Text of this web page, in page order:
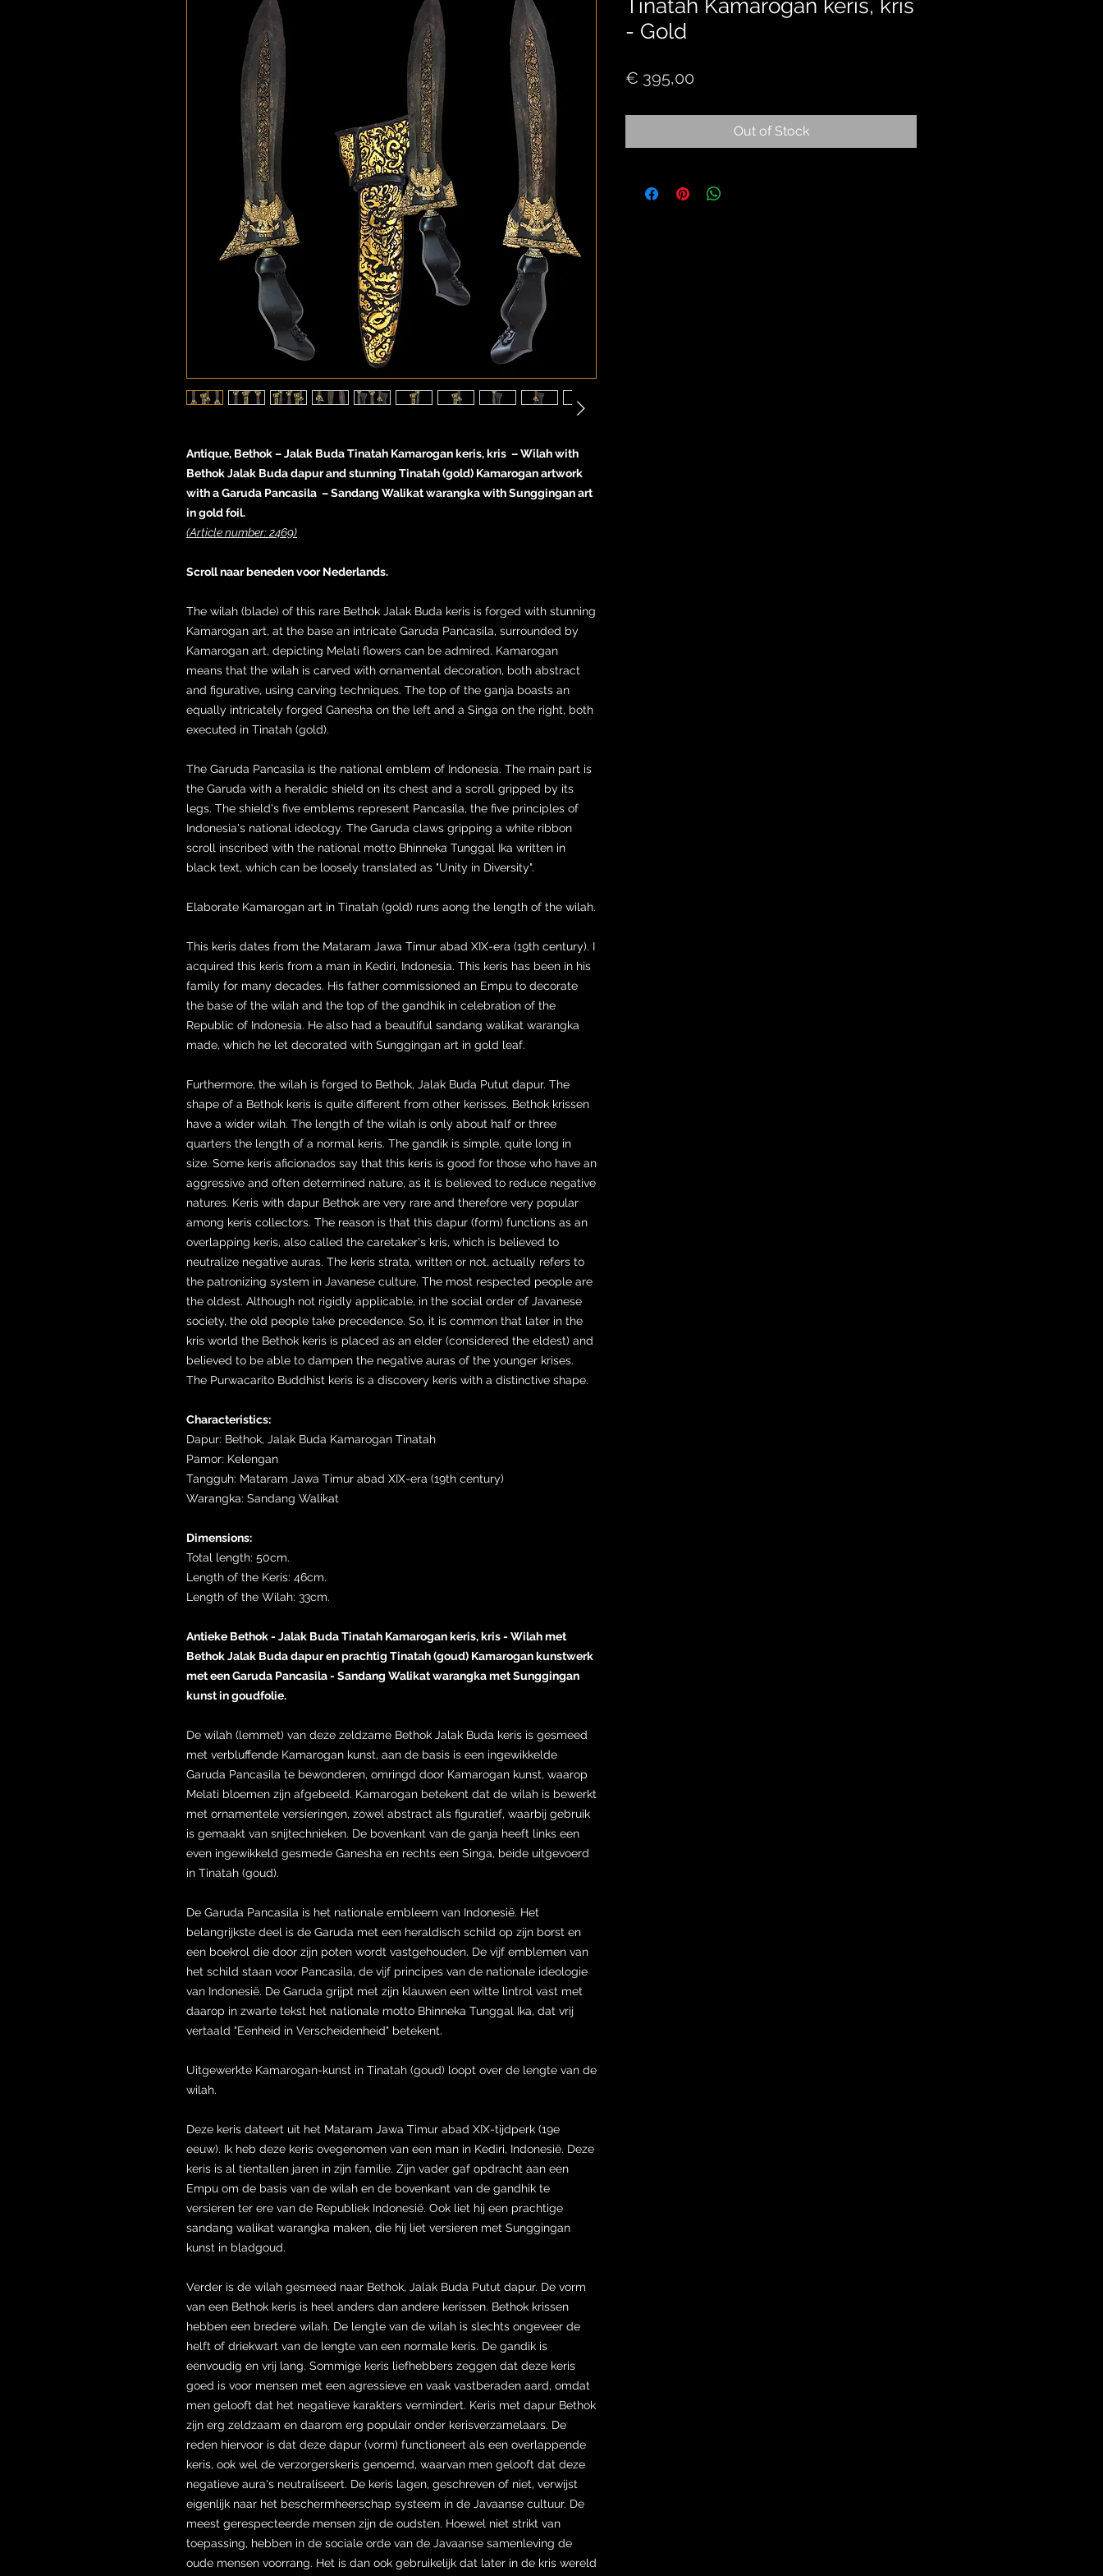
Antique, Bethok – Jalak Buda Tinatah Kamarogan keris, kris – Wilah with
Bethok Jalak Buda dapur and stunning Tinatah (gold) Kamarogan artwork
with a Garuda Pancasila – Sandang Walikat warangka with Sunggingan art
in gold foil.
(Article number: 2469)
Scroll naar beneden voor Nederlands.
The wilah (blade) of this rare Bethok Jalak Buda keris is forged with stunning
Kamarogan art, at the base an intricate Garuda Pancasila, surrounded by
Kamarogan art, depicting Melati flowers can be admired. Kamarogan
means that the wilah is carved with ornamental decoration, both abstract
and figurative, using carving techniques. The top of the ganja boasts an
equally intricately forged Ganesha on the left and a Singa on the right, both
executed in Tinatah (gold).
The Garuda Pancasila is the national emblem of Indonesia. The main part is
the Garuda with a heraldic shield on its chest and a scroll gripped by its
legs. The shield's five emblems represent Pancasila, the five principles of
Indonesia's national ideology. The Garuda claws gripping a white ribbon
scroll inscribed with the national motto Bhinneka Tunggal Ika written in
black text, which can be loosely translated as "Unity in Diversity".
Elaborate Kamarogan art in Tinatah (gold) runs aong the length of the wilah.
This keris dates from the Mataram Jawa Timur abad XIX-era (19th century). I
acquired this keris from a man in Kediri, Indonesia. This keris has been in his
family for many decades. His father commissioned an Empu to decorate
the base of the wilah and the top of the gandhik in celebration of the
Republic of Indonesia. He also had a beautiful sandang walikat warangka
made, which he let decorated with Sunggingan art in gold leaf.
Furthermore, the wilah is forged to Bethok, Jalak Buda Putut dapur. The
shape of a Bethok keris is quite different from other kerisses. Bethok krissen
have a wider wilah. The length of the wilah is only about half or three
quarters the length of a normal keris. The gandik is simple, quite long in
size. Some keris aficionados say that this keris is good for those who have an
aggressive and often determined nature, as it is believed to reduce negative
natures. Keris with dapur Bethok are very rare and therefore very popular
among keris collectors. The reason is that this dapur (form) functions as an
overlapping keris, also called the caretaker's kris, which is believed to
neutralize negative auras. The keris strata, written or not, actually refers to
the patronizing system in Javanese culture. The most respected people are
the oldest. Although not rigidly applicable, in the social order of Javanese
society, the old people take precedence. So, it is common that later in the
kris world the Bethok keris is placed as an elder (considered the eldest) and
believed to be able to dampen the negative auras of the younger krises.
The Purwacarito Buddhist keris is a discovery keris with a distinctive shape.
Characteristics:
Dapur: Bethok, Jalak Buda Kamarogan Tinatah
Pamor: Kelengan
Tangguh: Mataram Jawa Timur abad XIX-era (19th century)
Warangka: Sandang Walikat
Dimensions:
Total length: 50cm.
Length of the Keris: 46cm.
Length of the Wilah: 33cm.
Antieke Bethok - Jalak Buda Tinatah Kamarogan keris, kris - Wilah met
Bethok Jalak Buda dapur en prachtig Tinatah (goud) Kamarogan kunstwerk
met een Garuda Pancasila - Sandang Walikat warangka met Sunggingan
kunst in goudfolie.
De wilah (lemmet) van deze zeldzame Bethok Jalak Buda keris is gesmeed
met verbluffende Kamarogan kunst, aan de basis is een ingewikkelde
Garuda Pancasila te bewonderen, omringd door Kamarogan kunst, waarop
Melati bloemen zijn afgebeeld. Kamarogan betekent dat de wilah is bewerkt
met ornamentele versieringen, zowel abstract als figuratief, waarbij gebruik
is gemaakt van snijtechnieken. De bovenkant van de ganja heeft links een
even ingewikkeld gesmede Ganesha en rechts een Singa, beide uitgevoerd
in Tinatah (goud).
De Garuda Pancasila is het nationale embleem van Indonesië. Het
belangrijkste deel is de Garuda met een heraldisch schild op zijn borst en
een boekrol die door zijn poten wordt vastgehouden. De vijf emblemen van
het schild staan voor Pancasila, de vijf principes van de nationale ideologie
van Indonesië. De Garuda grijpt met zijn klauwen een witte lintrol vast met
daarop in zwarte tekst het nationale motto Bhinneka Tunggal Ika, dat vrij
vertaald "Eenheid in Verscheidenheid" betekent.
Uitgewerkte Kamarogan-kunst in Tinatah (goud) loopt over de lengte van de
wilah.
Deze keris dateert uit het Mataram Jawa Timur abad XIX-tijdperk (19e
eeuw). Ik heb deze keris ovegenomen van een man in Kediri, Indonesië. Deze
keris is al tientallen jaren in zijn familie. Zijn vader gaf opdracht aan een
Empu om de basis van de wilah en de bovenkant van de gandhik te
versieren ter ere van de Republiek Indonesië. Ook liet hij een prachtige
sandang walikat warangka maken, die hij liet versieren met Sunggingan
kunst in bladgoud.
Verder is de wilah gesmeed naar Bethok, Jalak Buda Putut dapur. De vorm
van een Bethok keris is heel anders dan andere kerissen. Bethok krissen
hebben een bredere wilah. De lengte van de wilah is slechts ongeveer de
helft of driekwart van de lengte van een normale keris. De gandik is
eenvoudig en vrij lang. Sommige keris liefhebbers zeggen dat deze keris
goed is voor mensen met een agressieve en vaak vastberaden aard, omdat
men gelooft dat het negatieve karakters vermindert. Keris met dapur Bethok
zijn erg zeldzaam en daarom erg populair onder kerisverzamelaars. De
reden hiervoor is dat deze dapur (vorm) functioneert als een overlappende
keris, ook wel de verzorgerskeris genoemd, waarvan men gelooft dat deze
negatieve aura's neutraliseert. De keris lagen, geschreven of niet, verwijst
eigenlijk naar het beschermheerschap systeem in de Javaanse cultuur. De
meest gerespecteerde mensen zijn de oudsten. Hoewel niet strikt van
toepassing, hebben in de sociale orde van de Javaanse samenleving de
oude mensen voorrang. Het is dan ook gebruikelijk dat later in de kris wereld
Tinatah Kamarogan keris, kris
- Gold
€ 395,00
Out of Stock